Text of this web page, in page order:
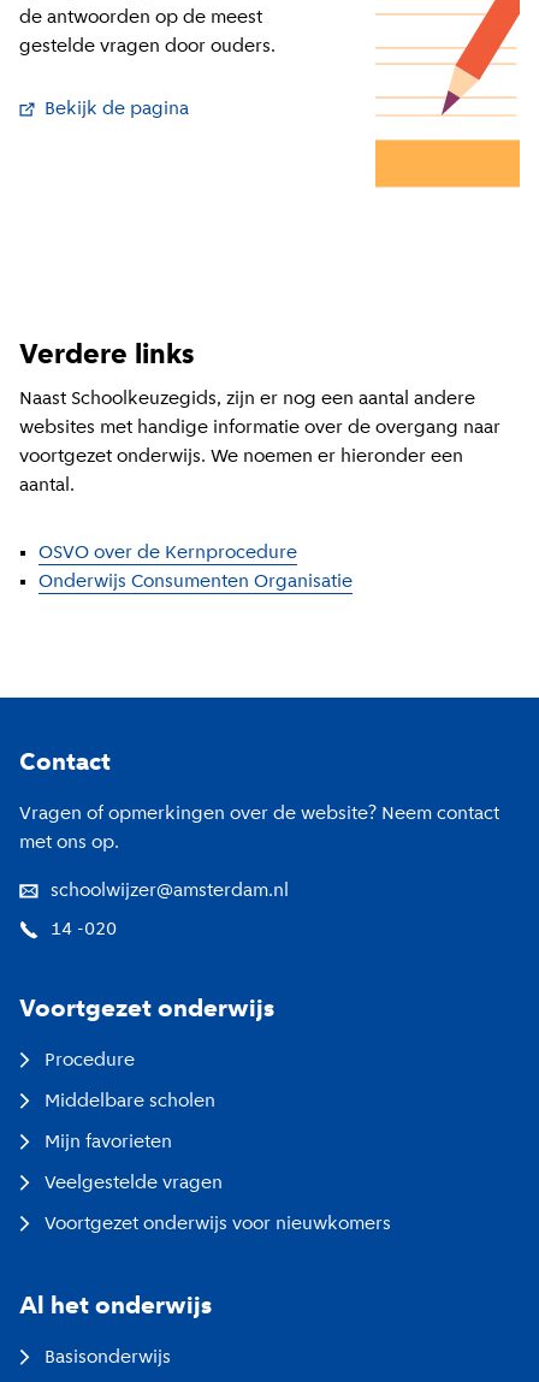
de antwoorden op de meest
gestelde vragen door ouders.
Bekijk de pagina(
Verdere links
Naast Schoolkeuzegids, zijn er nog een aantal andere
websites met handige informatie over de overgang naar
voortgezet onderwijs. We noemen er hieronder een
aantal.
OSVO over de Kernprocedure
Onderwijs Consumenten Organisatie
Contact
Vragen of opmerkingen over de website? Neem contact
met ons op.
schoolwijzer@amsterdam.nl
14 -020
Voortgezet onderwijs
Procedure
Middelbare scholen
Mijn favorieten
Veelgestelde vragen
Voortgezet onderwijs voor nieuwkomers
Al het onderwijs
Basisonderwijs